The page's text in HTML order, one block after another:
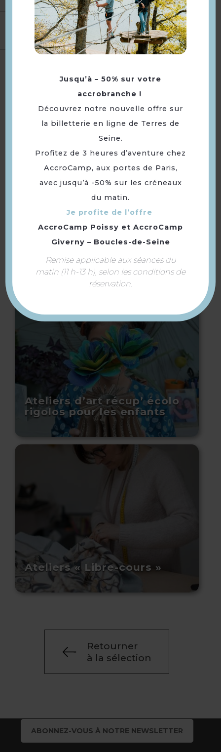
Equipement Parking
À voir aussi ...
Restaurant Villa Mia
Ateliers d’art récup’ écolo
rigolos pour les enfants
Ateliers « Libre-cours »
Retourner
à la sélection
ABONNEZ-VOUS À NOTRE NEWSLETTER
Jusqu’à – 50% sur votre
accrobranche !
Découvrez notre nouvelle offre sur
la billetterie en ligne de Terres de
Seine.
Profitez de 3 heures d’aventure chez
AccroCamp, aux portes de Paris,
avec jusqu’à -50% sur les créneaux
du matin.
Je profite de l’offre
AccroCamp Poissy et AccroCamp
Giverny – Boucles-de-Seine
Remise applicable aux séances du
matin (11 h-13 h), selon les conditions de
réservation.